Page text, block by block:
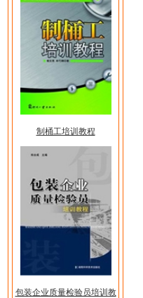
制桶工培训教程
包装企业质量检验员培训教